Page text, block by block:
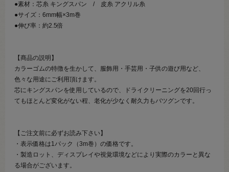
●素材：芯糸 キングスパン / 皮糸 アクリル糸
●サイズ：6mm幅×3m巻
●伸び率：約2.5倍
【商品の説明】
カラーゴムの特徴を生かして、服飾用・手芸用・子供の遊び用など、
色々な用途にご利用頂けます。
芯にキングスパンを使用しているので、ドライクリーニングを20回行っ
てもほとんど変化がない程、老化が少なく耐久力もバツグンです。
【ご注文前に必ずお読み下さい】
・表示価格は1パック（3m巻）の価格です。
・製造ロット、ディスプレイや視覚環境などにより実際のカラーと異な
る場合がございます。